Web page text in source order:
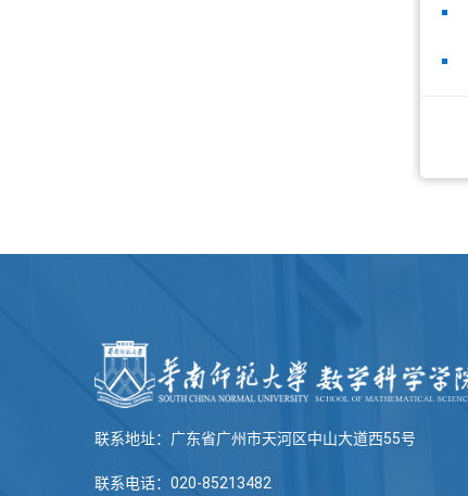
联系地址：广东省广州市天河区中山大道西55号
联系电话：020-85213482